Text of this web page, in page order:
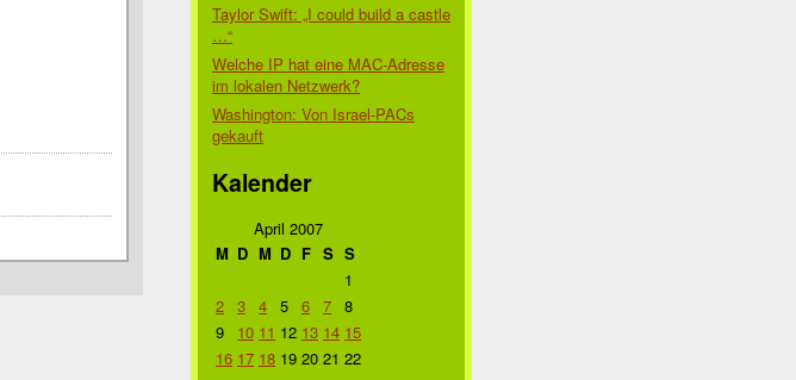
Taylor Swift: „I could build a castle
…“
Welche IP hat eine MAC-Adresse
im lokalen Netzwerk?
Washington: Von Israel-PACs
gekauft
Kalender
April 2007
M D M D F S S
1
2 3 4 5 6 7 8
9
10 11 12 13 14 15
16 17 18 19 20 21 22